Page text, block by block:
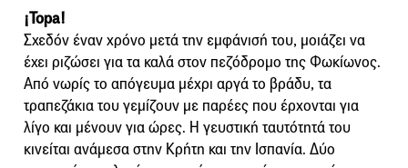
¡Topa!
Σχεδόν έναν χρόνο μετά την εμφάνισή του, μοιάζει να
έχει ριζώσει για τα καλά στον πεζόδρομο της Φωκίωνος.
Από νωρίς το απόγευμα μέχρι αργά το βράδυ, τα
τραπεζάκια του γεμίζουν με παρέες που έρχονται για
λίγο και μένουν για ώρες. Η γευστική ταυτότητά του
κινείται ανάμεσα στην Κρήτη και την Ισπανία. Δύο